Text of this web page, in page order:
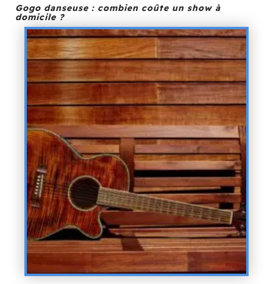
Gogo danseuse : combien coûte un show à
domicile ?